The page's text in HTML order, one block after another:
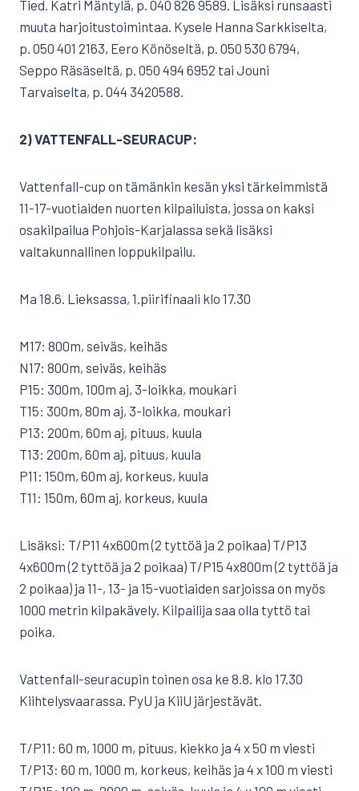
Tied. Katri Mäntylä, p. 040 826 9589. Lisäksi runsaasti
muuta harjoitustoimintaa. Kysele Hanna Sarkkiselta,
p. 050 401 2163, Eero Könöseltä, p. 050 530 6794,
Seppo Räsäseltä, p. 050 494 6952 tai Jouni
Tarvaiselta, p. 044 3420588.
2) VATTENFALL-SEURACUP:
Vattenfall-cup on tämänkin kesän yksi tärkeimmistä
11-17-vuotiaiden nuorten kilpailuista, jossa on kaksi
osakilpailua Pohjois-Karjalassa sekä lisäksi
valtakunnallinen loppukilpailu.
Ma 18.6. Lieksassa, 1.piirifinaali klo 17.30
M17: 800m, seiväs, keihäs
N17: 800m, seiväs, keihäs
P15: 300m, 100m aj, 3-loikka, moukari
T15: 300m, 80m aj, 3-loikka, moukari
P13: 200m, 60m aj, pituus, kuula
T13: 200m, 60m aj, pituus, kuula
P11: 150m, 60m aj, korkeus, kuula
T11: 150m, 60m aj, korkeus, kuula
Lisäksi: T/P11 4x600m (2 tyttöä ja 2 poikaa) T/P13
4x600m (2 tyttöä ja 2 poikaa) T/P15 4x800m (2 tyttöä ja
2 poikaa) ja 11-, 13- ja 15-vuotiaiden sarjoissa on myös
1000 metrin kilpakävely. Kilpailija saa olla tyttö tai
poika.
Vattenfall-seuracupin toinen osa ke 8.8. klo 17.30
Kiihtelysvaarassa. PyU ja KiiU järjestävät.
T/P11: 60 m, 1000 m, pituus, kiekko ja 4 x 50 m viesti
T/P13: 60 m, 1000 m, korkeus, keihäs ja 4 x 100 m viesti